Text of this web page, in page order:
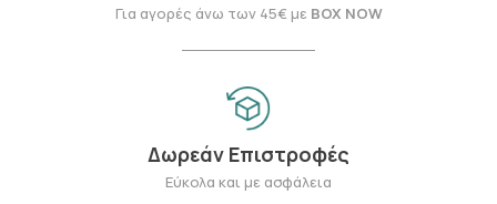
Για αγορές άνω των 45€ με BOX NOW
Δωρεάν Επιστροφές
Εύκολα και με ασφάλεια